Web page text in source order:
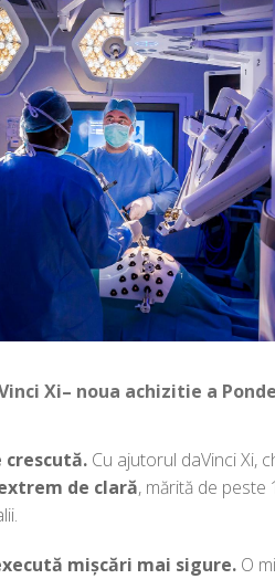
Xi– noua achizitie a
Cu ajutorul daVinci Xi,
de clară, mărită de peste
mișcări mai sigure. O